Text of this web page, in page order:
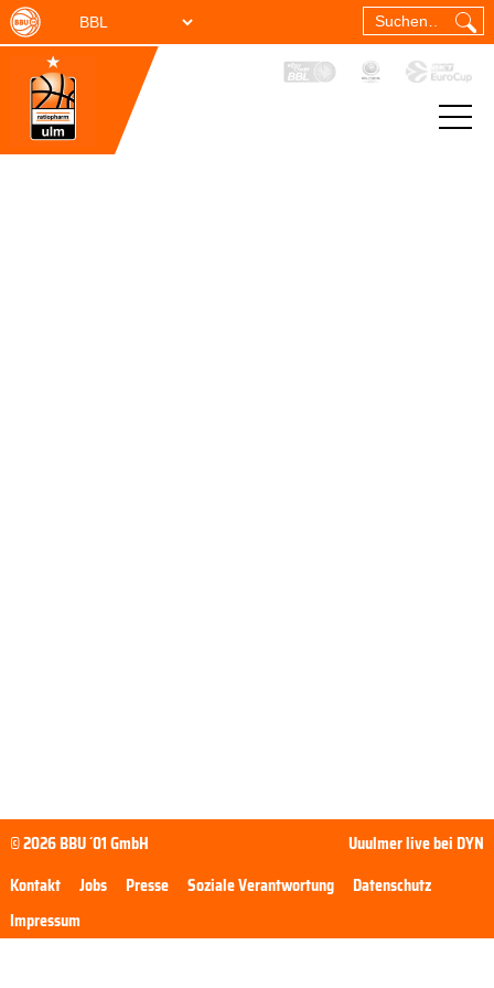
© 2026 BBU ´01 GmbH
Uuulmer live bei DYN
Kontakt
Jobs Presse Soziale Verantwortung
Datenschutz
Impressum